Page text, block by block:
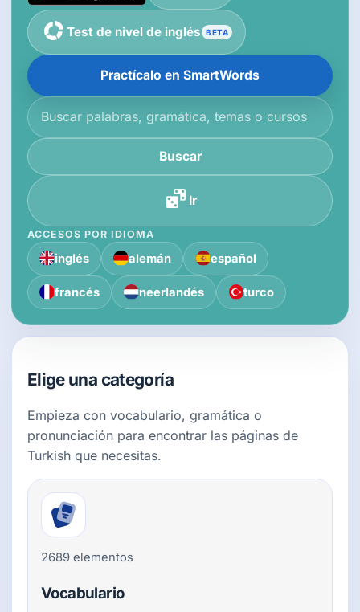
Test de nivel de inglés BETA
Practícalo en SmartWords
Buscar en la base de conocimiento
Buscar
Ir
ACCESOS POR IDIOMA
inglés alemán español
francés neerlandés turco
Elige una categoría
Empieza con vocabulario, gramática o
pronunciación para encontrar las páginas de
Turkish que necesitas.
2689 elementos
Vocabulario